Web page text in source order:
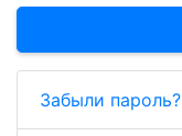
Забыли пароль?